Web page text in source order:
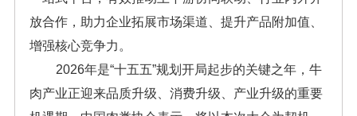
放合作，助力企业拓展市场渠道、提升产品附加值、
增强核心竞争力。
2026年是“十五五”规划开局起步的关键之年，牛
肉产业正迎来品质升级、消费升级、产业升级的重要